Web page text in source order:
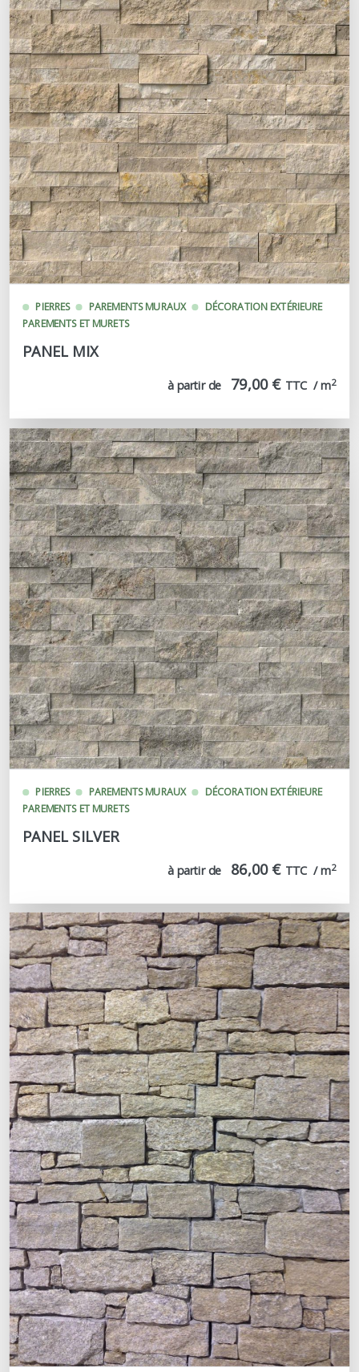
PIERRES PAREMENTS MURAUX
DÉCORATION EXTÉRIEURE
PAREMENTS ET MURETS
PANEL MIX
à partir de 79,00 € TTC  / m2
PIERRES PAREMENTS MURAUX
DÉCORATION EXTÉRIEURE
PAREMENTS ET MURETS
PANEL SILVER
à partir de 86,00 € TTC  / m2